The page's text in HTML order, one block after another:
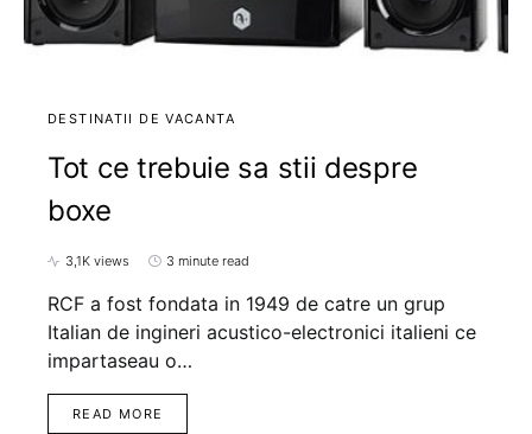
DESTINATII DE VACANTA
Tot ce trebuie sa stii despre
boxe
3,1K views 3 minute read
RCF a fost fondata in 1949 de catre un grup
Italian de ingineri acustico-electronici italieni ce
impartaseau o…
READ MORE